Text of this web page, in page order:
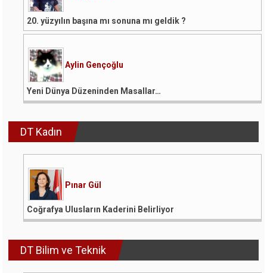
20. yüzyılın başına mı sonuna mı geldik ?
Aylin Gençoğlu
Yeni Dünya Düzeninden Masallar…
DT Kadın
Pınar Gül
Coğrafya Ulusların Kaderini Belirliyor
DT Bilim ve Teknik